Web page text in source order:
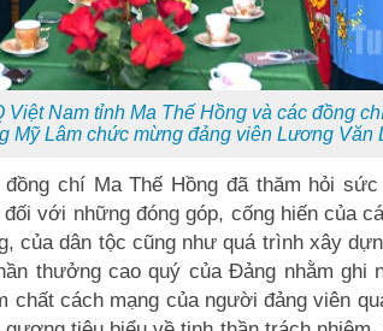
Nam tỉnh Ma Thế Hồng và các đồng
Mỹ Lâm chức mừng đảng viên Lương Văn
chí Ma Thế Hồng đã thăm hỏi
với những đóng góp, cống hiến của
của dân tộc cũng như quá trình xây
thưởng cao quý của Đảng nhằm ghi
chất cách mạng của người đảng viên